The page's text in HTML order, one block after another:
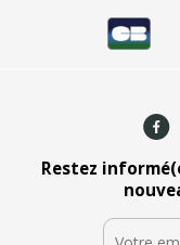
Restez